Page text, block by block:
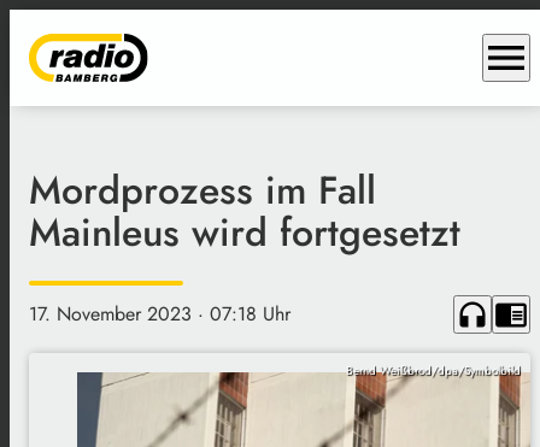
menu
Mordprozess im Fall
Mainleus wird fortgesetzt
17. November 2023 · 07:18 Uhr headphones chrome_reader_mode
Bernd Weißbrod/dpa/Symbolbild